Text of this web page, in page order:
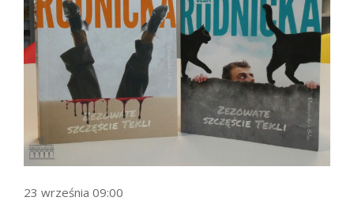
23 września 09:00